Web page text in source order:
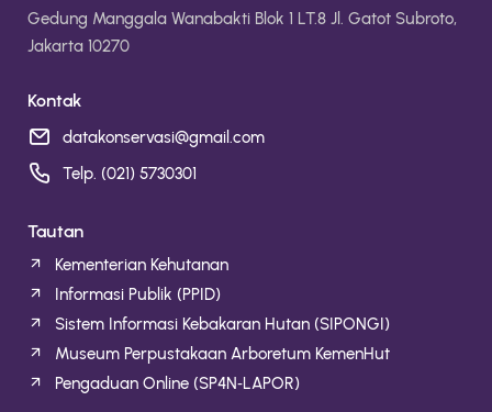
Gedung Manggala Wanabakti Blok 1 LT.8 Jl. Gatot Subroto,
Jakarta 10270
Kontak
datakonservasi@gmail.com
Telp. (021) 5730301
Tautan
Kementerian Kehutanan
Informasi Publik (PPID)
Sistem Informasi Kebakaran Hutan (SIPONGI)
Museum Perpustakaan Arboretum KemenHut
Pengaduan Online (SP4N‑LAPOR)